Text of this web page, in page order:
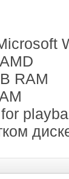
RAM